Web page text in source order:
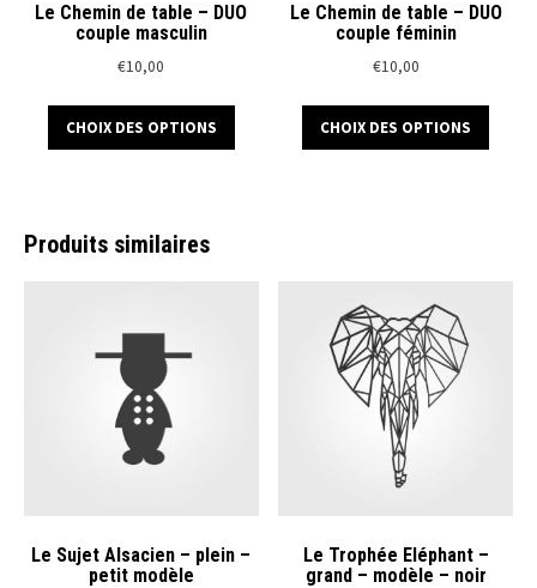
Le Chemin de table – DUO
couple masculin
€10,00
CHOIX DES OPTIONS
Ce
Le Chemin de table – DUO
couple féminin
€10,00
CHOIX DES OPTIONS
Ce
Produits similaires
Le Sujet Alsacien – plein –
petit modèle
Le Trophée Eléphant –
grand – modèle – noir